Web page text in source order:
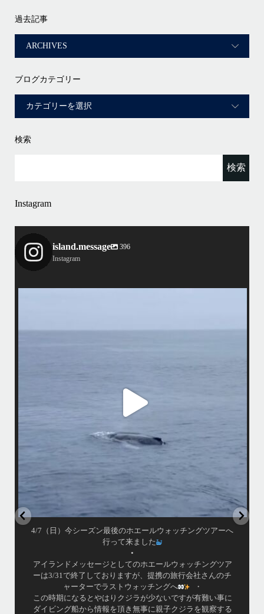
過去記事
ブログカテゴリー
検索
Instagram
island.message
396
Instagram
から情報を頂き無事に親子クジラを観察する事ができました
小雨降りしきる中でしたが海は凪で、産まれて間も無い子クジラと母ク
ジラが寄り添って泳ぐ光景は神秘的でしたよ〜
...
4月 7
4/7（日）今シーズン最後のホエールウォッチングツアーへ
行って来ました
•
アイランドメッセージとしてのホエールウォッチングツア
ーは3/31で終了しておりますが、提携の旅行会社さんのチ
ャーターでラストウォッチングへ
・
この時期になるとやはりクジラが少ないですが有難い事に
ダイビング船から情報を頂き無事に親子クジラを観察する